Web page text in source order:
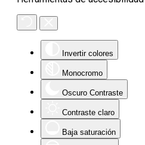
Invertir colores
Monocromo
Oscuro Contraste
Contraste claro
Baja saturación